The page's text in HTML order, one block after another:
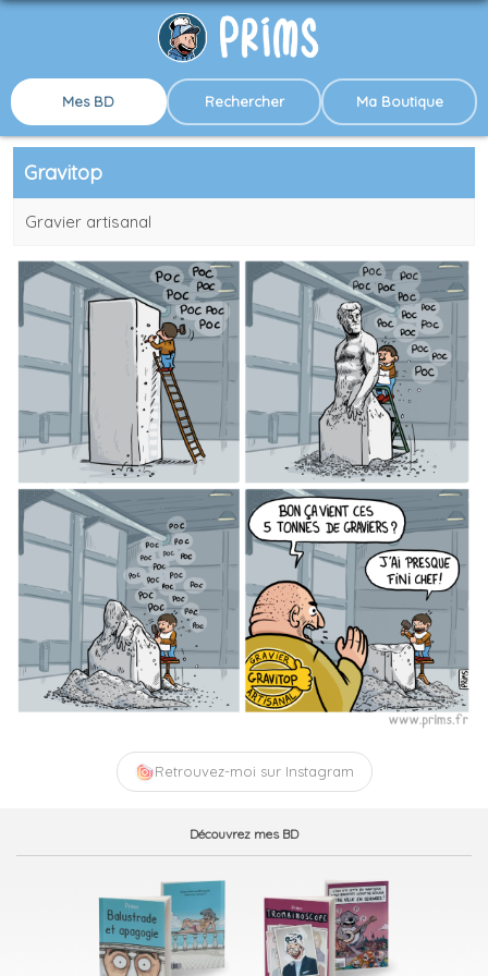
Mes BD Rechercher Ma Boutique
Gravitop
Gravier artisanal
Retrouvez-moi sur Instagram
Découvrez mes BD